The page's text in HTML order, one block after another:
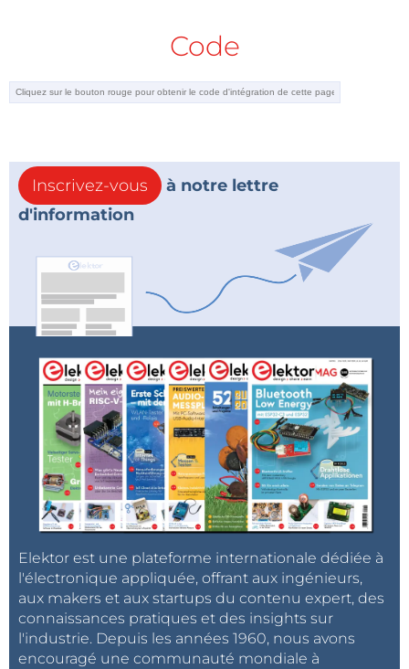
Code
Inscrivez-vous
à notre lettre
d'information
Elektor est une plateforme internationale dédiée à
l'électronique appliquée, offrant aux ingénieurs,
aux makers et aux startups du contenu expert, des
connaissances pratiques et des insights sur
l'industrie. Depuis les années 1960, nous avons
encouragé une communauté mondiale à